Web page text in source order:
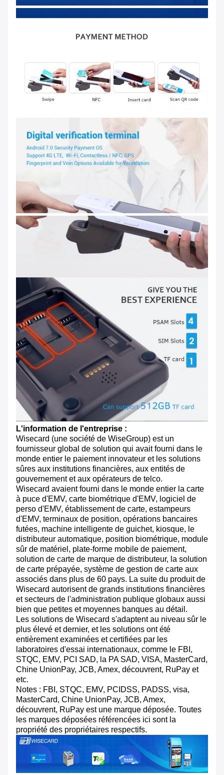
L'information de l'entreprise :
Wisecard (une société de WiseGroup) est un
fournisseur global de solution qui avait fourni dans le
monde entier le paiement innovateur et les solutions
sûres aux institutions financières, aux entités de
gouvernement et aux opérateurs de telco.
Wisecard avaient fourni dans le monde entier la carte
à puce d'EMV, carte biométrique d'EMV, logiciel de
perso d'EMV, établissement de carte, estampeurs
d'EMV, terminaux de position, opérations bancaires
futées, machine intelligente de guichet, kiosque, le
distributeur automatique, position biométrique, module
sûr de matériel, plate-forme mobile de paiement,
solution de carte de marque de distributeur, la solution
de carte prépayée, système de gestion de carte aux
associés dans plus de 60 pays. La suite du produit de
Wisecard autorisent de grands institutions financières
et secteurs de l'administration publique globaux aussi
bien que petites et moyennes banques au détail.
Les solutions de Wisecard s'adaptent au niveau sûr le
plus élevé et dernier, et les solutions ont été
entièrement examinées et certifiées par les
laboratoires d'essai internationaux, comme le FBI,
STQC, EMV, PCI SAD, la PA SAD, VISA, MasterCard,
Chine UnionPay, JCB, Amex, découvrent, RuPay et
etc.
Notes : FBI, STQC, EMV, PCIDSS, PADSS, visa,
MasterCard, Chine UnionPay, JCB, Amex,
découvrent, RuPay est une marque déposée. Toutes
les marques déposées référencées ici sont la
propriété des propriétaires respectifs.